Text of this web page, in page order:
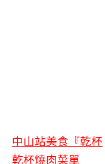
中山站美食『乾杯
乾杯燒肉菜單